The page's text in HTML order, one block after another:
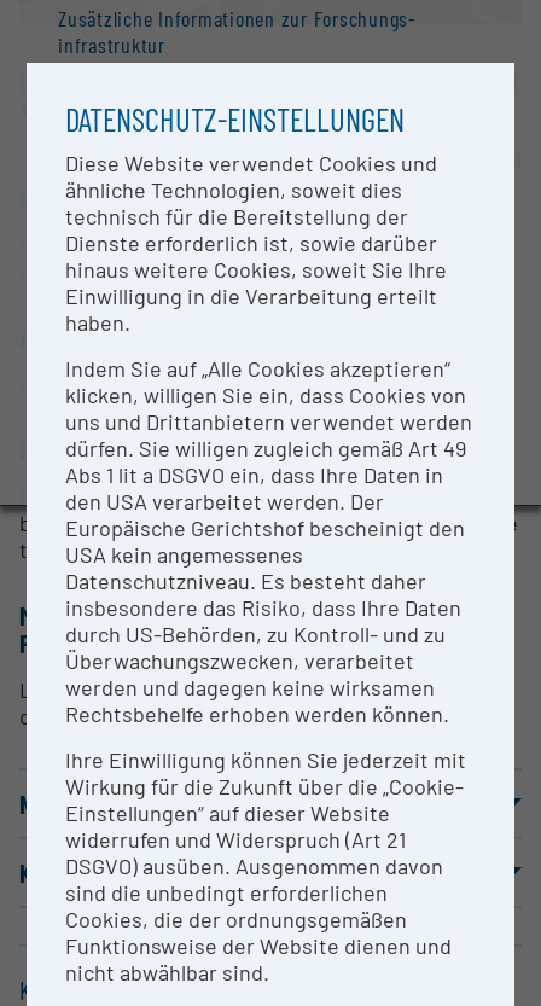
Zusätzliche Informationen zur Forschungs­
infrastruktur
Kontakt
Information
Nationale Forschungs­infrastruktur­strategie
Forschungs­infrastrukturen in der Europäischen
Union
Forschungs­infrastruktur-Datenbanken /
BMBWF-Forschungsinfrastruktur-Datenbank:
Evaluierungsstudie 2022
Auszeichnungen und Pressemeldungen
Wien
OPEN FOR COLLABORATION
KURZBESCHREIBUNG
Specialized pipetting robot for refinement of
crystalisation conditions
ANSPRECHPERSON
Kristina Djinovic-Carugo
RESEARCH SERVICES
Refinement of crystallisation conditions of
biological macromolecules. Users are trained to use
the instrument.
METHODEN & EXPERTISE ZUR
FORSCHUNGSINFRASTRUKTUR
Liquid handling robot customised for refinement of
crystalisation conditions
NUTZUNGSBEDINGUNGEN
KOOPERATIONSPARTNER
KONTAKT
DATENSCHUTZ-EINSTELLUNGEN
Diese Website verwendet Cookies und
ähnliche Technologien, soweit dies
technisch für die Bereitstellung der
Dienste erforderlich ist, sowie darüber
hinaus weitere Cookies, soweit Sie Ihre
Einwilligung in die Verarbeitung erteilt
haben.
Indem Sie auf „Alle Cookies akzeptieren“
klicken, willigen Sie ein, dass Cookies von
uns und Drittanbietern verwendet werden
dürfen. Sie willigen zugleich gemäß Art 49
Abs 1 lit a DSGVO ein, dass Ihre Daten in
den USA verarbeitet werden. Der
Europäische Gerichtshof bescheinigt den
USA kein angemessenes
Datenschutzniveau. Es besteht daher
insbesondere das Risiko, dass Ihre Daten
durch US-Behörden, zu Kontroll- und zu
Überwachungszwecken, verarbeitet
werden und dagegen keine wirksamen
Rechtsbehelfe erhoben werden können.
Ihre Einwilligung können Sie jederzeit mit
Wirkung für die Zukunft über die „Cookie-
Einstellungen“ auf dieser Website
widerrufen und Widerspruch (Art 21
DSGVO) ausüben. Ausgenommen davon
sind die unbedingt erforderlichen
Cookies, die der ordnungsgemäßen
Funktionsweise der Website dienen und
nicht abwählbar sind.